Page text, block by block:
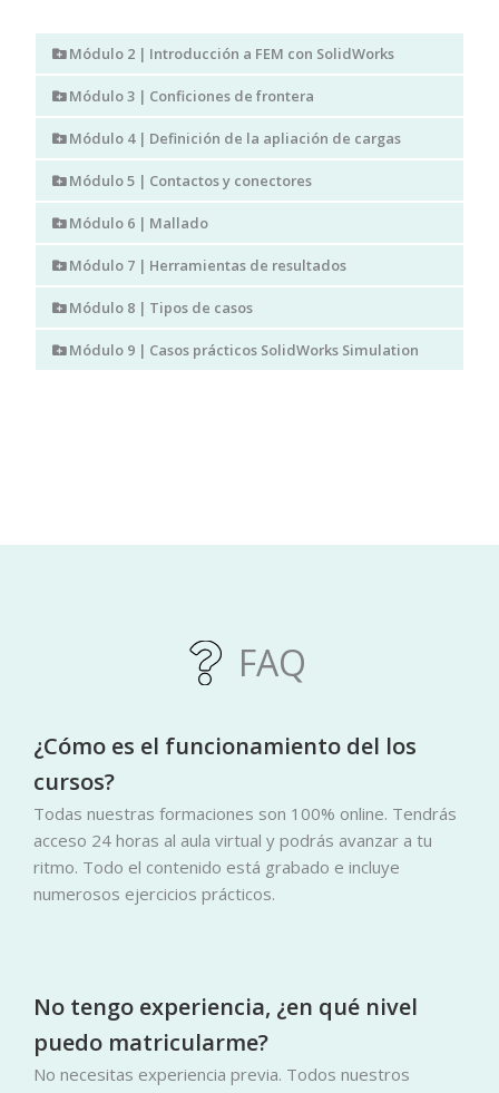
Módulo 2 | Introducción a FEM con SolidWorks
Módulo 3 | Conficiones de frontera
Módulo 4 | Definición de la apliación de cargas
Módulo 5 | Contactos y conectores
Módulo 6 | Mallado
Módulo 7 | Herramientas de resultados
Módulo 8 | Tipos de casos
Módulo 9 | Casos prácticos SolidWorks Simulation
FAQ
¿Cómo es el funcionamiento del los
cursos?
Todas nuestras formaciones son 100% online. Tendrás
acceso 24 horas al aula virtual y podrás avanzar a tu
ritmo. Todo el contenido está grabado e incluye
numerosos ejercicios prácticos.
No tengo experiencia, ¿en qué nivel
puedo matricularme?
No necesitas experiencia previa. Todos nuestros